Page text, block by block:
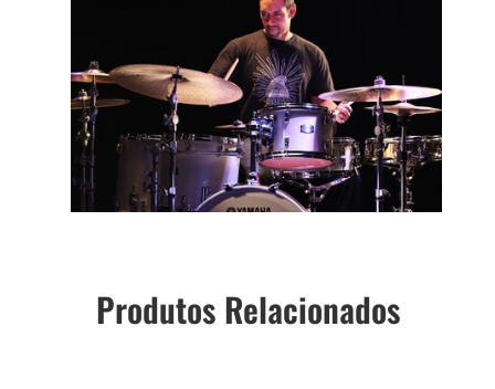
Produtos Relacionados